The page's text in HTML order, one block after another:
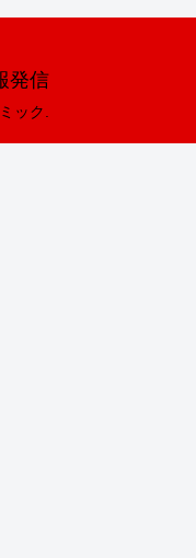
発信
ック.